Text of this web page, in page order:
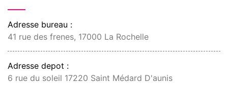
Adresse bureau :
41 rue des frenes, 17000 La Rochelle
Adresse depot :
6 rue du soleil 17220 Saint Médard D'aunis